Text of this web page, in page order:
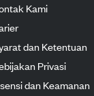
Kami
dan Ketentuan
Privasi
dan Keamanan